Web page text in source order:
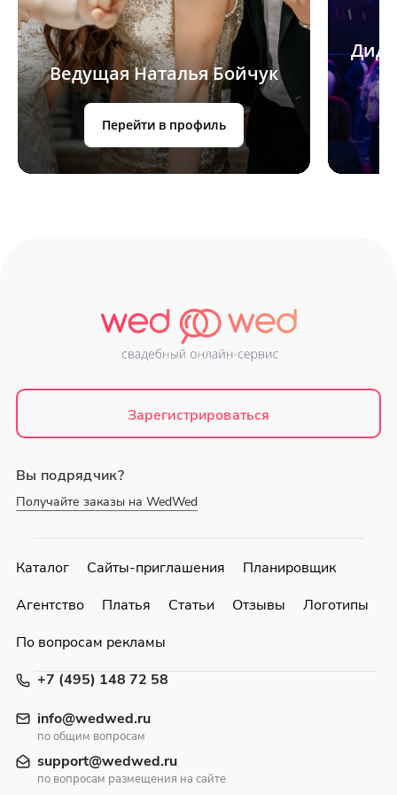
Ведущая Наталья Бойчук
Перейти в профиль
Зарегистрироваться
Вы подрядчик?
Получайте заказы на WedWed
+7 (495) 148 72 58
info@wedwed.ru
по общим вопросам
support@wedwed.ru
по вопросам размещения на сайте
Каталог Сайты-приглашения
Планировщик
Агентство
Платья Статьи Отзывы
Логотипы
По вопросам рекламы